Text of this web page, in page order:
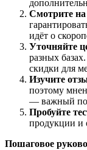
Смотрите на
идёт о
Уточняйте
разных
скидки для
Изучите
поэтому
— важный
Пробуйте
продукции и
Пошаговое